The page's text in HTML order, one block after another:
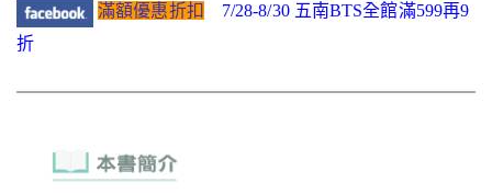
滿額優惠折扣
7/28-8/30 五南BTS全館滿599再9
折